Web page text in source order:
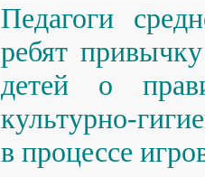
Педагоги
ребят
детей о
культурно-
в процессе